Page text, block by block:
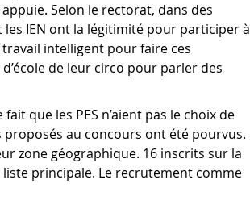
Selon le rectorat, dans des
IEN ont la légitimité pour participer à
travail intelligent pour faire ces
de leur circo pour parler des
que les PES n’aient pas le choix de
au concours ont été pourvus.
zone géographique. 16 inscrits sur la
principale. Le recrutement comme